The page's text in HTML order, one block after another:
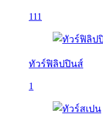
111
ทัวร์ฟิลิปปินส์
1